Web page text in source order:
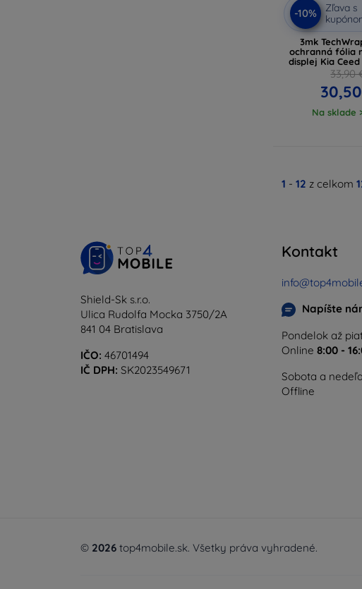
-10%
Zľava s
3mk
ochranná fólia
displej Kia Ceed
33,90
Na sklade
1 - 12 z celkom
Shield-Sk s.r.o.
Ulica Rudolfa Mocka 3750/2A
841 04 Bratislava
IČO: 46701494
IČ DPH: SK2023549671
Kontakt
Napíšte
Pondelok až
Online 8:00 -
Sobota a
Offline
© 2026 top4mobile.sk. Všetky práva vyhradené.